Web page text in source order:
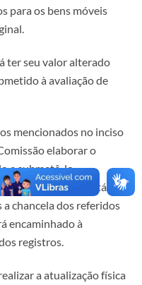
para os bens móveis
ter seu valor alterado
à avaliação de
mencionados no inciso
elaborar o
e submetê-lo
do Secretário-
a chancela dos referidos
encaminhado à
registros.
a atualização física